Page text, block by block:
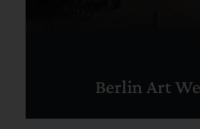
Berlin Art